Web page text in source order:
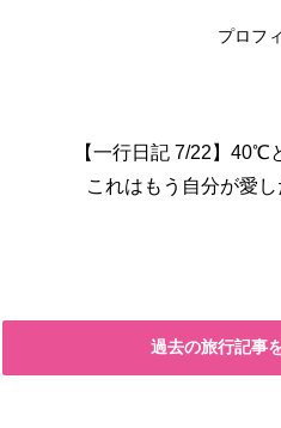
プロフ
【一行日記 7/22】40℃
これはもう自分が愛
過去の旅行記事